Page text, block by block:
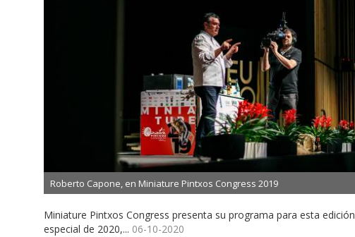
Roberto Capone, en Miniature Pintxos Congress 2019
Miniature Pintxos Congress presenta su programa para esta edición
especial de 2020,... 06-10-2020